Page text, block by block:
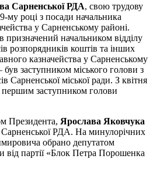
Сарненської РДА, свою трудову
му році з посади начальника
у Сарненському районі.
призначений начальником відділу
розпорядників коштів та інших
казначейства у Сарненському
заступником міського голови з
Сарненської міської ради. З квітня
заступником голови
Президента, Ярослава Яковчука
РДА. На минулорічних
обрано депутатом
від партії «Блок Петра Порошенка